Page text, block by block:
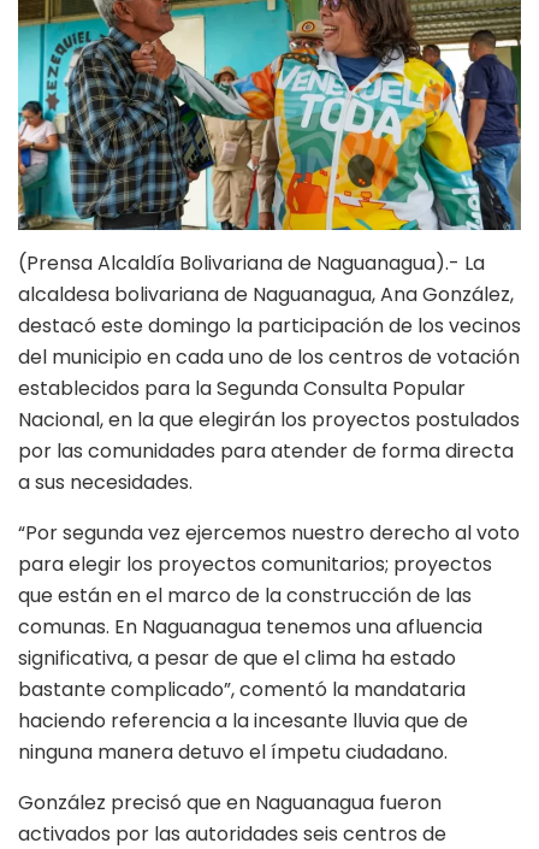
(Prensa Alcaldía Bolivariana de Naguanagua).- La
alcaldesa bolivariana de Naguanagua, Ana González,
destacó este domingo la participación de los vecinos
del municipio en cada uno de los centros de votación
establecidos para la Segunda Consulta Popular
Nacional, en la que elegirán los proyectos postulados
por las comunidades para atender de forma directa
a sus necesidades.
“Por segunda vez ejercemos nuestro derecho al voto
para elegir los proyectos comunitarios; proyectos
que están en el marco de la construcción de las
comunas. En Naguanagua tenemos una afluencia
significativa, a pesar de que el clima ha estado
bastante complicado”, comentó la mandataria
haciendo referencia a la incesante lluvia que de
ninguna manera detuvo el ímpetu ciudadano.
González precisó que en Naguanagua fueron
activados por las autoridades seis centros de